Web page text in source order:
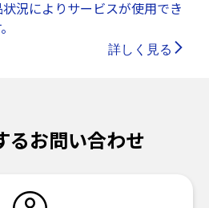
況によりサービスが使用でき
詳しく見る
るお問い合わせ